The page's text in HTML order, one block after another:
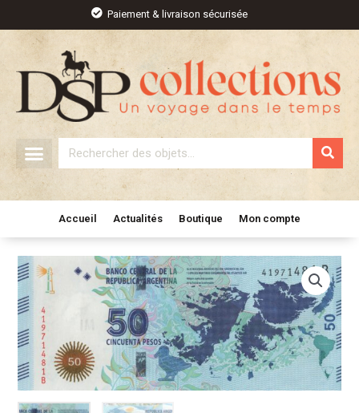
contenu
Paiement & livraison sécurisée
Rechercher
Accueil Actualités Boutique Mon compte